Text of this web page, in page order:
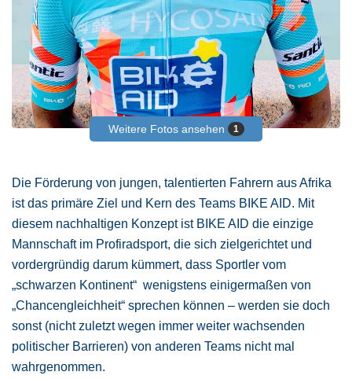
Weitere Fotos ansehen 1
Die Förderung von jungen, talentierten Fahrern aus Afrika
ist das primäre Ziel und Kern des Teams BIKE AID. Mit
diesem nachhaltigen Konzept ist BIKE AID die einzige
Mannschaft im Profiradsport, die sich zielgerichtet und
vordergründig darum kümmert, dass Sportler vom
„schwarzen Kontinent“ wenigstens einigermaßen von
„Chancengleichheit“ sprechen können – werden sie doch
sonst (nicht zuletzt wegen immer weiter wachsenden
politischer Barrieren) von anderen Teams nicht mal
wahrgenommen.